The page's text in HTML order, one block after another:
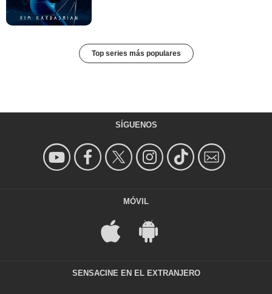
Top series más populares
SÍGUENOS
MÓVIL
SENSACINE EN EL EXTRANJERO